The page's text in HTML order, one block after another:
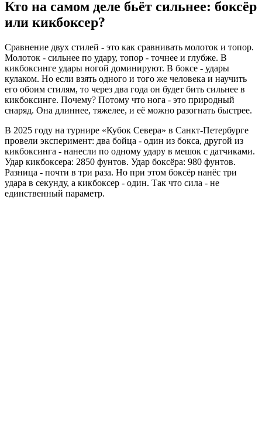
Кто на самом деле бьёт сильнее: боксёр
или кикбоксер?
Сравнение двух стилей - это как сравнивать молоток и топор.
Молоток - сильнее по удару, топор - точнее и глубже. В
кикбоксинге удары ногой доминируют. В боксе - удары
кулаком. Но если взять одного и того же человека и научить
его обоим стилям, то через два года он будет бить сильнее в
кикбоксинге. Почему? Потому что нога - это природный
снаряд. Она длиннее, тяжелее, и её можно разогнать быстрее.
В 2025 году на турнире «Кубок Севера» в Санкт-Петербурге
провели эксперимент: два бойца - один из бокса, другой из
кикбоксинга - нанесли по одному удару в мешок с датчиками.
Удар кикбоксера: 2850 фунтов. Удар боксёра: 980 фунтов.
Разница - почти в три раза. Но при этом боксёр нанёс три
удара в секунду, а кикбоксер - один. Так что сила - не
единственный параметр.